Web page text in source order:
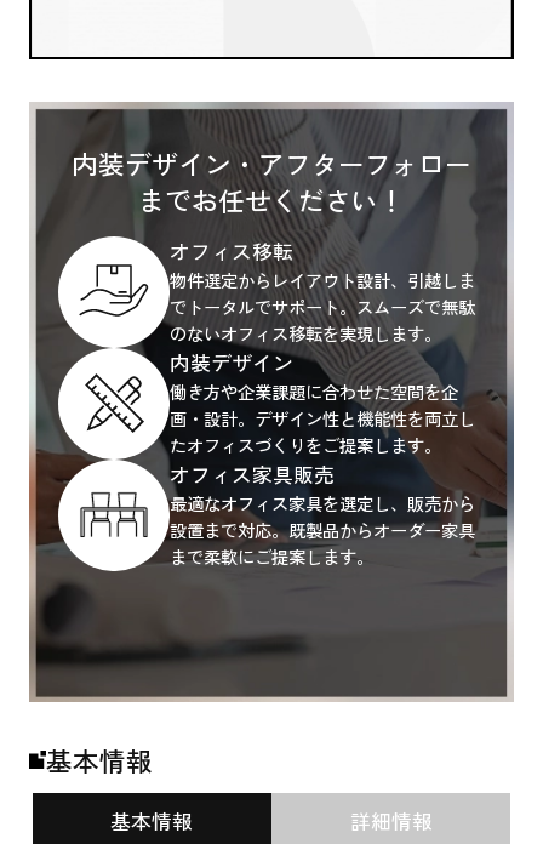
内装デザイン・アフターフォロー
までお任せください！
オフィス移転
物件選定からレイアウト設計、引越しま
でトータルでサポート。スムーズで無駄
のないオフィス移転を実現します。
内装デザイン
働き方や企業課題に合わせた空間を企
画・設計。デザイン性と機能性を両立し
たオフィスづくりをご提案します。
オフィス家具販売
最適なオフィス家具を選定し、販売から
設置まで対応。既製品からオーダー家具
まで柔軟にご提案します。
基本情報
基本情報 詳細情報